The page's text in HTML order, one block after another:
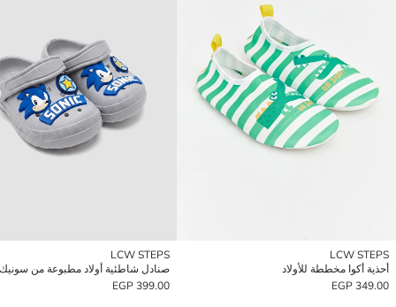
LCW STEPS
أحذية أكوا مخططة للأولاد
349.00 EGP
LCW STEPS
صنادل شاطئية أولاد مطبوعة من سونيك
399.00 EGP